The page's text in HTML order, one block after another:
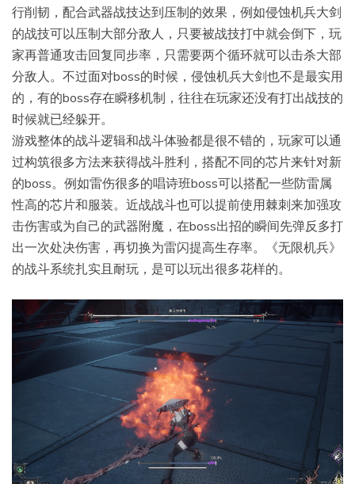
行削韧，配合武器战技达到压制的效果，例如侵蚀机兵大剑
的战技可以压制大部分敌人，只要被战技打中就会倒下，玩
家再普通攻击回复同步率，只需要两个循环就可以击杀大部
分敌人。不过面对boss的时候，侵蚀机兵大剑也不是最实用
的，有的boss存在瞬移机制，往往在玩家还没有打出战技的
时候就已经躲开。
游戏整体的战斗逻辑和战斗体验都是很不错的，玩家可以通
过构筑很多方法来获得战斗胜利，搭配不同的芯片来针对新
的boss。例如雷伤很多的唱诗班boss可以搭配一些防雷属
性高的芯片和服装。近战战斗也可以提前使用棘刺来加强攻
击伤害或为自己的武器附魔，在boss出招的瞬间先弹反多打
出一次处决伤害，再切换为雷闪提高生存率。《无限机兵》
的战斗系统扎实且耐玩，是可以玩出很多花样的。